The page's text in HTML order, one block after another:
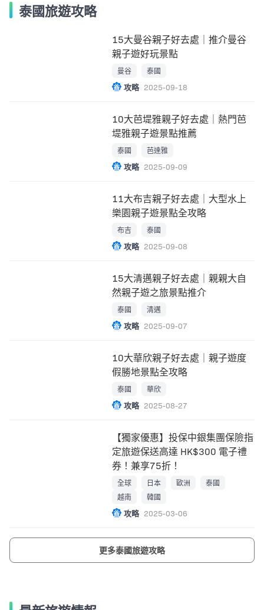
泰國旅遊攻略
15大曼谷親子好去處｜推介曼谷
親子遊好玩景點
曼谷 泰國
攻略 2025-09-18
10大芭堤雅親子好去處｜熱門芭
堤雅親子遊景點推薦
泰國 芭達雅
攻略 2025-09-09
11大布吉親子好去處｜大型水上
樂園親子遊景點全攻略
布吉 泰國
攻略 2025-09-08
15大清邁親子好去處｜親親大自
然親子遊之旅景點推介
泰國 清邁
攻略 2025-09-07
10大華欣親子好去處｜親子遊度
假勝地景點全攻略
泰國 華欣
攻略 2025-08-27
【獨家優惠】投保中銀集團保險指
定旅遊保送高達 HK$300 電子禮
券！兼享75折！
全球 日本 歐洲
泰國
越南
韓國
攻略 2025-03-06
更多泰國旅遊攻略